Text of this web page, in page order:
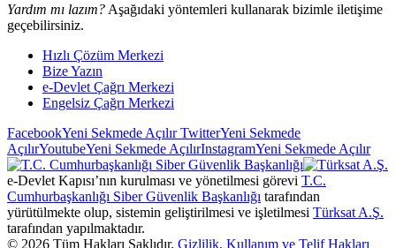
Yardım mı lazım? Aşağıdaki yöntemleri kullanarak bizimle iletişime
geçebilirsiniz.
Hızlı Çözüm Merkezi
Bize Yazın
e-Devlet Çağrı Merkezi
Engelsiz Çağrı Merkezi
FacebookYeni Sekmede AçılırTwitterYeni Sekmede
AçılırYoutubeYeni Sekmede AçılırInstagramYeni Sekmede Açılır
e-Devlet Kapısı’nın kurulması ve yönetilmesi görevi T.C.
Cumhurbaşkanlığı Siber Güvenlik Başkanlığı tarafından
yürütülmekte olup, sistemin geliştirilmesi ve işletilmesi Türksat A.Ş.
tarafından yapılmaktadır.
© 2026 Tüm Hakları Saklıdır. Gizlilik, Kullanım ve Telif Hakları